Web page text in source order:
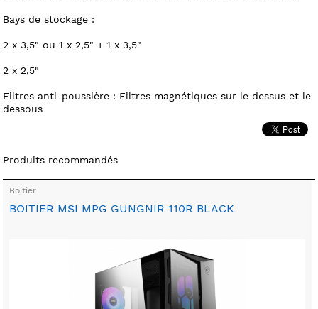
Bays de stockage :
2 x 3,5" ou 1 x 2,5" + 1 x 3,5"
2 x 2,5"
Filtres anti-poussière : Filtres magnétiques sur le dessus et le
dessous
Produits recommandés
Boitier
BOITIER MSI MPG GUNGNIR 110R BLACK